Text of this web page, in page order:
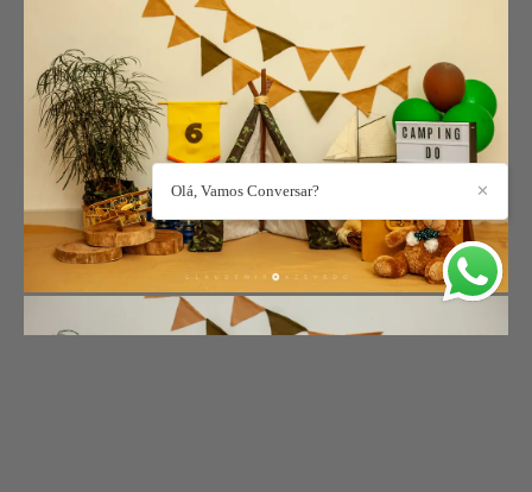
✕
Olá, Vamos Conversar?